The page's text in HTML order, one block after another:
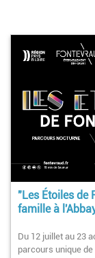
"Les Étoiles de
famille à
Du 12 juillet au 23
parcours unique